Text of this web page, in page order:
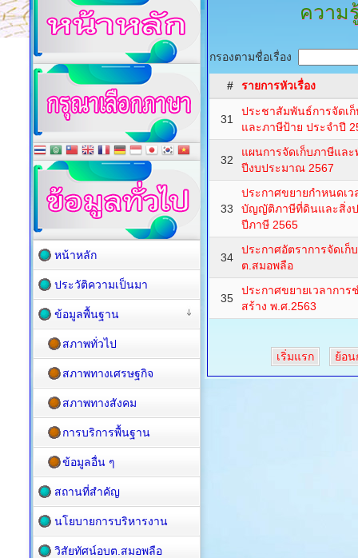
ความ
กรองตามชื่อเรื่อง
# รายการหัวเรื่อง
31
ประชาสัมพันธ์การจัดเ
และภาษีป้าย ประจำปี
32
แผนการจัดเก็บภาษีแล
ปีงบประมาณ 2567
33
ประกาศขยายกำหนดเ
บัญญัติภาษีที่ดินและสิ่งป
ปีภาษี 2565
34
ประกาศอัตราการจัดเก็
ต.สมอพลือ
35
ประกาศขยายเวลากา
สร้าง พ.ศ.2563
เริ่มแรก ย้อ
หน้าหลัก
ประวัติความเป็นมา
ข้อมูลพื้นฐาน
สภาพทั่วไป
สภาพทางเศรษฐกิจ
สภาพทางสังคม
การบริการพื้นฐาน
ข้อมูลอื่น ๆ
สถานที่สำคัญ
นโยบายการบริหารงาน
วิสัยทัศน์อบต.สมอพลือ